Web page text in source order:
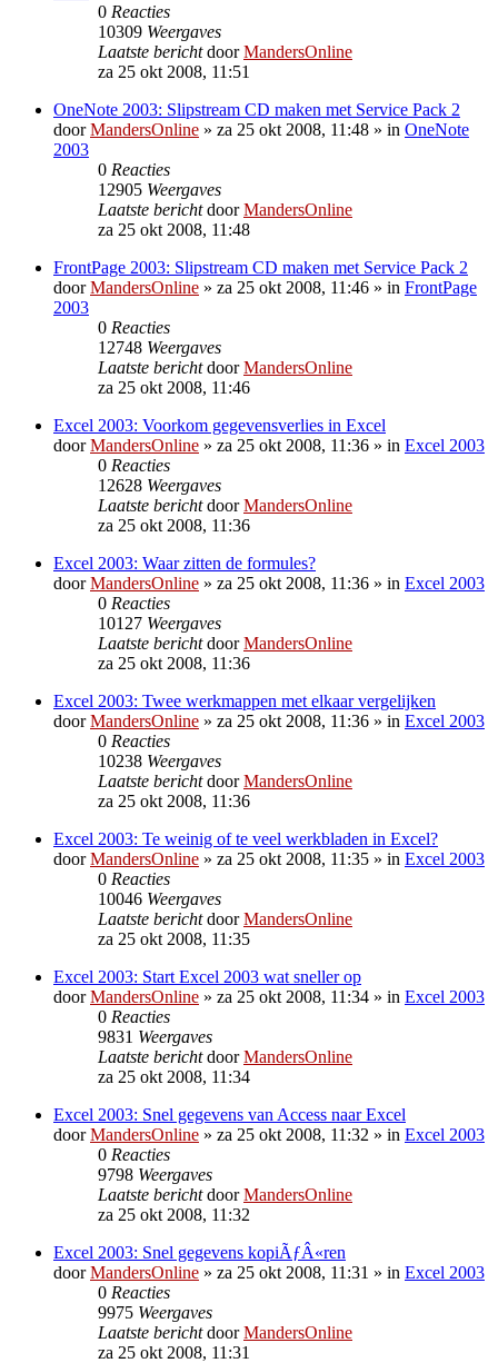
0 Reacties
10309 Weergaves
Laatste berichtdoorMandersOnline
za 25 okt 2008, 11:51
OneNote 2003: Slipstream CD maken met Service Pack 2
doorMandersOnline » za 25 okt 2008, 11:48 » in OneNote
2003
0 Reacties
12905 Weergaves
Laatste berichtdoorMandersOnline
za 25 okt 2008, 11:48
FrontPage 2003: Slipstream CD maken met Service Pack 2
doorMandersOnline » za 25 okt 2008, 11:46 » in FrontPage
2003
0 Reacties
12748 Weergaves
Laatste berichtdoorMandersOnline
za 25 okt 2008, 11:46
Excel 2003: Voorkom gegevensverlies in Excel
doorMandersOnline » za 25 okt 2008, 11:36 » in Excel 2003
0 Reacties
12628 Weergaves
Laatste berichtdoorMandersOnline
za 25 okt 2008, 11:36
Excel 2003: Waar zitten de formules?
doorMandersOnline » za 25 okt 2008, 11:36 » in Excel 2003
0 Reacties
10127 Weergaves
Laatste berichtdoorMandersOnline
za 25 okt 2008, 11:36
Excel 2003: Twee werkmappen met elkaar vergelijken
doorMandersOnline » za 25 okt 2008, 11:36 » in Excel 2003
0 Reacties
10238 Weergaves
Laatste berichtdoorMandersOnline
za 25 okt 2008, 11:36
Excel 2003: Te weinig of te veel werkbladen in Excel?
doorMandersOnline » za 25 okt 2008, 11:35 » in Excel 2003
0 Reacties
10046 Weergaves
Laatste berichtdoorMandersOnline
za 25 okt 2008, 11:35
Excel 2003: Start Excel 2003 wat sneller op
doorMandersOnline » za 25 okt 2008, 11:34 » in Excel 2003
0 Reacties
9831 Weergaves
Laatste berichtdoorMandersOnline
za 25 okt 2008, 11:34
Excel 2003: Snel gegevens van Access naar Excel
doorMandersOnline » za 25 okt 2008, 11:32 » in Excel 2003
0 Reacties
9798 Weergaves
Laatste berichtdoorMandersOnline
za 25 okt 2008, 11:32
Excel 2003: Snel gegevens kopiÃƒÂ«ren
doorMandersOnline » za 25 okt 2008, 11:31 » in Excel 2003
0 Reacties
9975 Weergaves
Laatste berichtdoorMandersOnline
za 25 okt 2008, 11:31